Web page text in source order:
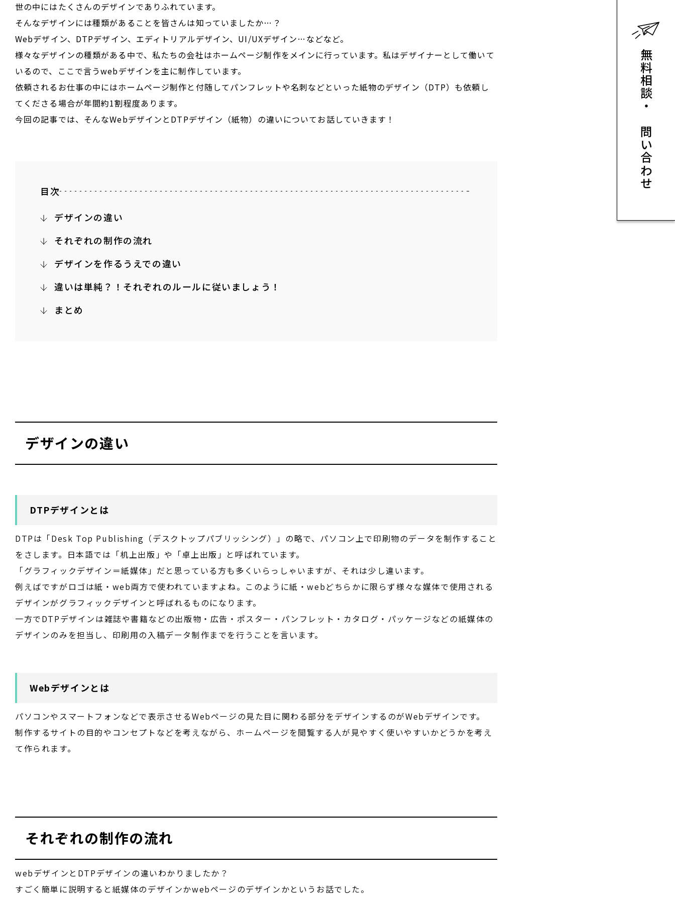
世の中にはたくさんのデザインでありふれています。
そんなデザインには種類があることを皆さんは知っていましたか…？
Webデザイン、DTPデザイン、エディトリアルデザイン、UI/UXデザイン…などなど。
様々なデザインの種類がある中で、私たちの会社はホームページ制作をメインに行っています。私はデザイナーとして働いて
いるので、ここで言うwebデザインを主に制作しています。
依頼されるお仕事の中にはホームページ制作と付随してパンフレットや名刺などといった紙物のデザイン（DTP）も依頼し
てくださる場合が年間約1割程度あります。
今回の記事では、そんなWebデザインとDTPデザイン（紙物）の違いについてお話していきます！
目次
デザインの違い
それぞれの制作の流れ
デザインを作るうえでの違い
違いは単純？！それぞれのルールに従いましょう！
まとめ
デザインの違い
DTPデザインとは
DTPは「Desk Top Publishing（デスクトップパブリッシング）」の略で、パソコン上で印刷物のデータを制作すること
をさします。日本語では「机上出版」や「卓上出版」と呼ばれています。
「グラフィックデザイン＝紙媒体」だと思っている方も多くいらっしゃいますが、それは少し違います。
例えばですがロゴは紙・web両方で使われていますよね。このように紙・webどちらかに限らず様々な媒体で使用される
デザインがグラフィックデザインと呼ばれるものになります。
一方でDTPデザインは雑誌や書籍などの出版物・広告・ポスター・パンフレット・カタログ・パッケージなどの紙媒体の
デザインのみを担当し、印刷用の入稿データ制作までを行うことを言います。
Webデザインとは
パソコンやスマートフォンなどで表示させるWebページの見た目に関わる部分をデザインするのがWebデザインです。
制作するサイトの目的やコンセプトなどを考えながら、ホームページを閲覧する人が見やすく使いやすいかどうかを考え
て作られます。
それぞれの制作の流れ
webデザインとDTPデザインの違いわかりましたか？
すごく簡単に説明すると紙媒体のデザインかwebページのデザインかというお話でした。
無料相談・お問い合わせ